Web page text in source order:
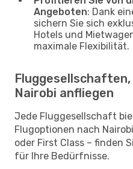
Angeboten: Dank
sichern Sie sich
Hotels und
maximale Flexibilität.
Fluggesellschaften,
Nairobi anfliegen
Jede Fluggesellschaft
Flugoptionen nach
oder First Class – finden
für Ihre Bedürfnisse.